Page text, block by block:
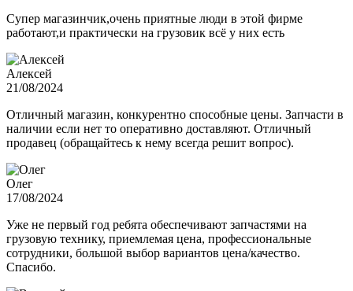
Супер магазинчик,очень приятные люди в этой фирме
работают,и практически на грузовик всё у них есть
Алексей
21/08/2024
Отличный магазин, конкурентно способные цены. Запчасти в
наличии если нет то оперативно доставляют. Отличный
продавец (обращайтесь к нему всегда решит вопрос).
Олег
17/08/2024
Уже не первый год ребята обеспечивают запчастями на
грузовую технику, приемлемая цена, профессиональные
сотрудники, большой выбор вариантов цена/качество.
Спасибо.